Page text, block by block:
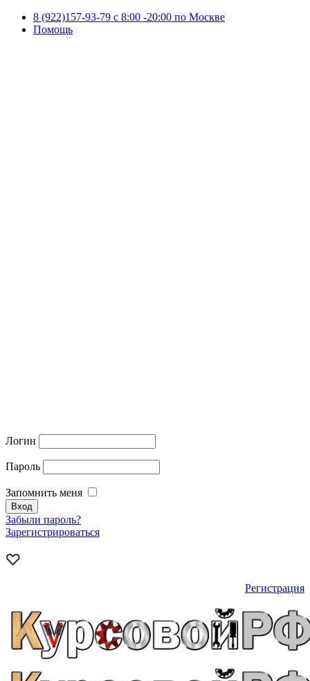
8 (922)157-93-79 c 8:00 -20:00 по Москве
Помощь
Логин
Пароль
Запомнить меня
Забыли пароль?
Зарегистрироваться
Регистрация